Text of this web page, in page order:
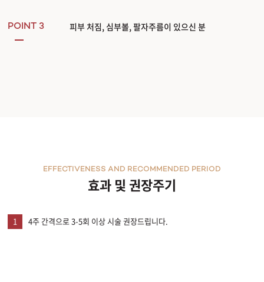
POINT 3 피부 처짐, 심부볼, 팔자주름이 있으신 분
효과 및 권장주기
EFFECTIVENESS AND RECOMMENDED PERIOD
1 4주 간격으로 3-5회 이상 시술 권장드립니다.